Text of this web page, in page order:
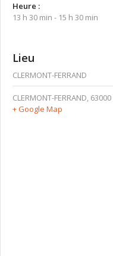
Heure :
13 h 30 min - 15 h 30 min
Lieu
CLERMONT-FERRAND
CLERMONT-FERRAND, 63000
+ Google Map